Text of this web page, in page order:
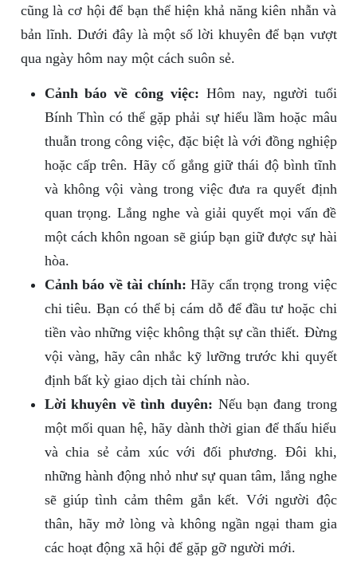
cũng là cơ hội để bạn thể hiện khả năng kiên nhẫn và
bản lĩnh. Dưới đây là một số lời khuyên để bạn vượt
qua ngày hôm nay một cách suôn sẻ.
Cảnh báo về công việc: Hôm nay, người tuổi
Bính Thìn có thể gặp phải sự hiểu lầm hoặc mâu
thuẫn trong công việc, đặc biệt là với đồng nghiệp
hoặc cấp trên. Hãy cố gắng giữ thái độ bình tĩnh
và không vội vàng trong việc đưa ra quyết định
quan trọng. Lắng nghe và giải quyết mọi vấn đề
một cách khôn ngoan sẽ giúp bạn giữ được sự hài
hòa.
Cảnh báo về tài chính: Hãy cẩn trọng trong việc
chi tiêu. Bạn có thể bị cám dỗ để đầu tư hoặc chi
tiền vào những việc không thật sự cần thiết. Đừng
vội vàng, hãy cân nhắc kỹ lưỡng trước khi quyết
định bất kỳ giao dịch tài chính nào.
Lời khuyên về tình duyên: Nếu bạn đang trong
một mối quan hệ, hãy dành thời gian để thấu hiểu
và chia sẻ cảm xúc với đối phương. Đôi khi,
những hành động nhỏ như sự quan tâm, lắng nghe
sẽ giúp tình cảm thêm gắn kết. Với người độc
thân, hãy mở lòng và không ngần ngại tham gia
các hoạt động xã hội để gặp gỡ người mới.